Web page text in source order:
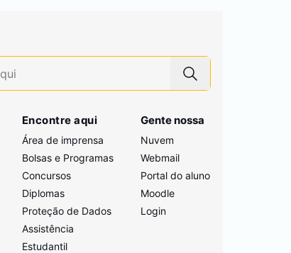
Encontre aqui
Área de imprensa
Bolsas e Programas
Concursos
Diplomas
Proteção de Dados
Assistência
Estudantil
Gente nossa
Nuvem
Webmail
Portal do aluno
Moodle
Login